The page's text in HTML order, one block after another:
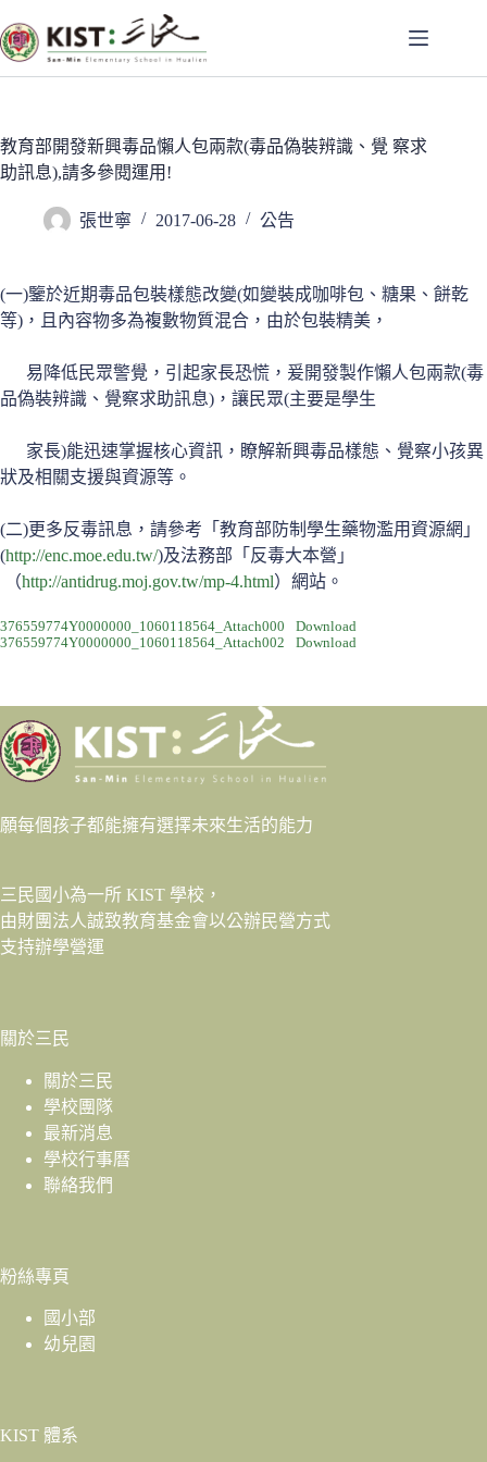
至
主
容
教育部開發新興毒品懶人包兩款(毒品偽裝辨識、覺 察求
助訊息),請多參閱運用!
張世寧 2017-06-28 公告
(一)鑒於近期毒品包裝樣態改變(如變裝成咖啡包、糖果、餅乾
等)，且內容物多為複數物質混合，由於包裝精美，
易降低民眾警覺，引起家長恐慌，爰開發製作懶人包兩款(毒
品偽裝辨識、覺察求助訊息)，讓民眾(主要是學生
家長)能迅速掌握核心資訊，瞭解新興毒品樣態、覺察小孩異
狀及相關支援與資源等。
(二)更多反毒訊息，請參考「教育部防制學生藥物濫用資源網」
(http://enc.moe.edu.tw/)及法務部「反毒大本營」
（http://antidrug.moj.gov.tw/mp-4.html）網站。
376559774Y0000000_1060118564_Attach000
Download
376559774Y0000000_1060118564_Attach002
Download
願每個孩子都能擁有選擇未來生活的能力
三民國小為一所 KIST 學校，
由財團法人誠致教育基金會以公辦民營方式
支持辦學營運
關於三民
關於三民
學校團隊
最新消息
學校行事曆
聯絡我們
粉絲專頁
國小部
幼兒園
KIST 體系